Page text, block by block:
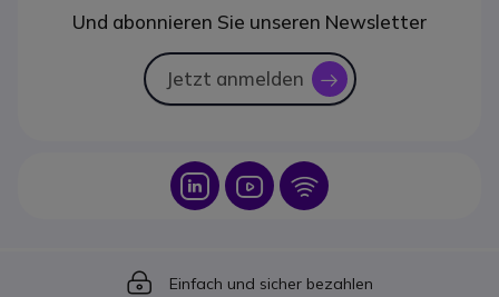
Und abonnieren Sie unseren Newsletter
Jetzt anmelden icon
Icon Icon Icon
Icon
Einfach und sicher bezahlen